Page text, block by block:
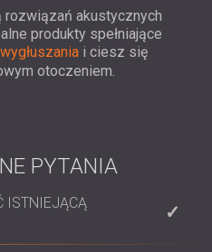
akustycznych
produkty spełniające
i ciesz się
otoczeniem.
PYTANIA
ISTNIEJĄCĄ